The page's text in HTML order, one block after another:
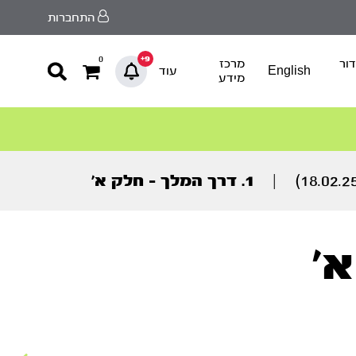
התחברות
English
מרכז
מידע
עוד
9+
0
1. דרך המלך – חלק א’